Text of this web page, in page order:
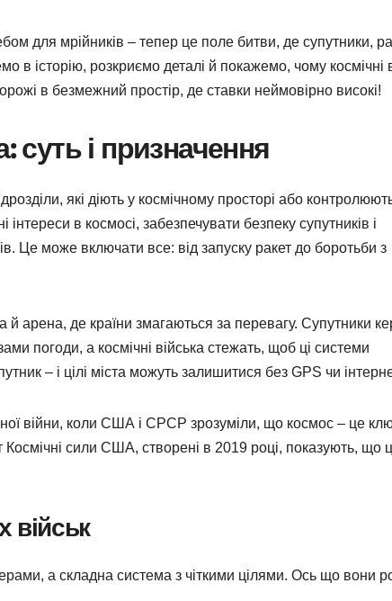
для мрійників – тепер це поле битви, де супутники,
в історію, розкриємо деталі й покажемо, чому космічні
в безмежний простір, де ставки неймовірно високі!
суть і призначення
які діють у космічному просторі або
в космосі, забезпечувати безпеку супутників і
Це може включати все: від запуску ракет до боротьби з
арена, де країни змагаються за перевагу. Супутники
погоди, а космічні війська стежать, щоб ці системи
– і цілі міста можуть залишитися без GPS чи
війни, коли США і СРСР зрозуміли, що космос – це
Космічні сили США, створені в 2019 році, показують, що
військ
а складна система з чіткими цілями. Ось що вони